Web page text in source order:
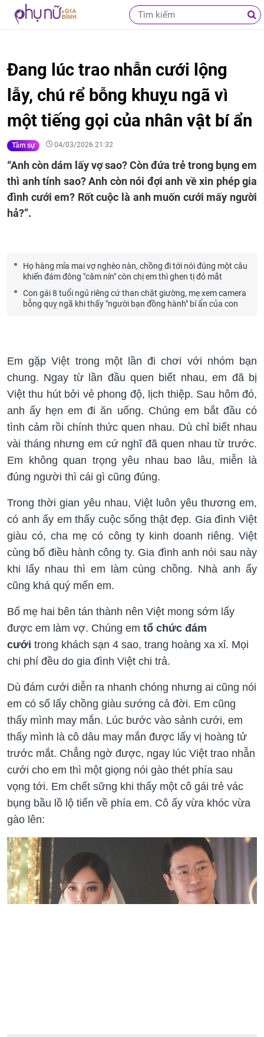
Đang lúc trao nhẫn cưới lộng
lẫy, chú rể bỗng khuỵu ngã vì
một tiếng gọi của nhân vật bí ẩn
Tâm sự 04/03/2026 21:32
“Anh còn dám lấy vợ sao? Còn đứa trẻ trong bụng em
thì anh tính sao? Anh còn nói đợi anh về xin phép gia
đình cưới em? Rốt cuộc là anh muốn cưới mấy người
hả?”.
Họ hàng mỉa mai vợ nghèo nàn, chồng đi tới nói đúng một câu
khiến đám đông "câm nín" còn chị em thì ghen tị đỏ mắt
Con gái 8 tuổi ngủ riêng cứ than chật giường, mẹ xem camera
bỗng quỵ ngã khi thấy "người bạn đồng hành" bí ẩn của con
Em gặp Việt trong một lần đi chơi với nhóm bạn
chung. Ngay từ lần đầu quen biết nhau, em đã bị
Việt thu hút bởi vẻ phong độ, lịch thiệp. Sau hôm đó,
anh ấy hẹn em đi ăn uống. Chúng em bắt đầu có
tình cảm rồi chính thức quen nhau. Dù chỉ biết nhau
vài tháng nhưng em cứ nghĩ đã quen nhau từ trước.
Em không quan trọng yêu nhau bao lâu, miễn là
đúng người thì cái gì cũng đúng.
Trong thời gian yêu nhau, Việt luôn yêu thương em,
có anh ấy em thấy cuộc sống thật đẹp. Gia đình Việt
giàu có, cha mẹ có công ty kinh doanh riêng. Việt
cùng bố điều hành công ty. Gia đình anh nói sau này
khi lấy nhau thì em làm cùng chồng. Nhà anh ấy
cũng khá quý mến em.
Bố mẹ hai bên tán thành nên Việt mong sớm lấy
được em làm vợ. Chúng em tổ chức đám
cưới trong khách sạn 4 sao, trang hoàng xa xỉ. Mọi
chi phí đều do gia đình Việt chi trả.
Dù đám cưới diễn ra nhanh chóng nhưng ai cũng nói
em có số lấy chồng giàu sướng cả đời. Em cũng
thấy mình may mắn. Lúc bước vào sảnh cưới, em
thấy mình là cô dâu may mắn được lấy vị hoàng tử
trước mắt. Chẳng ngờ được, ngay lúc Việt trao nhẫn
cưới cho em thì một giọng nói gào thét phía sau
vọng tới. Em chết sững khi thấy một cô gái trẻ vác
bụng bầu lồ lộ tiến về phía em. Cô ấy vừa khóc vừa
gào lên: